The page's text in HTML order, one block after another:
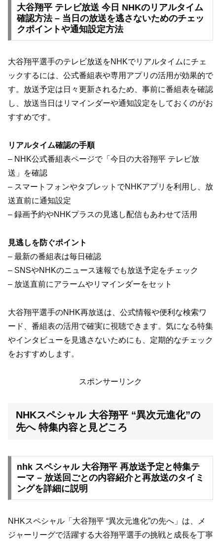
大谷翔平 テレビ放送 今日 NHKのリアルタイム
確認方法 – 当日の放送を逃さないためのチェッ
クポイントや通知設定方法
大谷翔平選手のテレビ放送をNHKでリアルタイムにチェ
ックするには、公式番組表や専用アプリの活用が効果的で
す。放送予定は日々更新されるため、事前に番組表を確認
し、放送当日はリマインダーや通知設定をしておくのがお
すすめです。
リアルタイム確認の手順
– NHK公式番組表ページで「今日の大谷翔平 テレビ放
送」を確認
– スマートフォンやタブレットでNHKアプリを利用し、放
送直前に通知設定
– 録画予約やNHKプラスの見逃し配信もあわせて活用
見逃しを防ぐポイント
– 最新の番組表は毎日確認
– SNSやNHKのニュース速報でも放送予定をチェック
– 放送直前にアラームやリマインダーをセット
大谷翔平選手のNHK再放送は、公式情報や便利な検索ワ
ード、番組表の活用で確実に視聴できます。気になる特集
やインタビューを見逃さないためにも、定期的なチェック
をおすすめします。
スポンサーリンク
NHKスペシャル 大谷翔平 “異次元進化”の
先へ 特集内容と見どころ
nhk スペシャル 大谷翔平 再放送予定と特集テ
ーマ – 放送回ごとの内容紹介と再放送のタイミ
ングを詳細に説明
NHKスペシャル「大谷翔平 “異次元進化”の先へ」は、メ
ジャーリーグで活躍する大谷翔平選手の挑戦と成長を丁寧